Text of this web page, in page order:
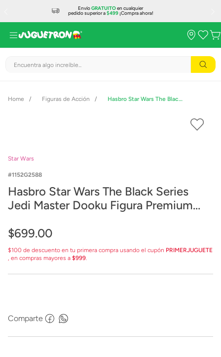
EnvíoGRATUITOen cualquier
pedido superior a$499¡Compra ahora!
Encuentra algo increíble...
Figuras de Acción Hasbro Star Wars The Black Series Jedi Master Dooku Figura Premium G2588
Star Wars
1152G2588
Hasbro Star Wars The Black Series
Jedi Master Dooku Figura Premium
$699.00
$100 de descuento en tu primera compra usando el cupón PRIMERJUGUETE
, en compras mayores a $999.
Comparte